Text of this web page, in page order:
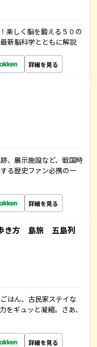
楽しく脳を鍛える５０の
新脳科学とともに解説
詳細を見る
、展示施設など、戦国時
る歴史ファン必携の一
詳細を見る
き方 島旅 五島列
はん、古民家ステイな
をギュッと凝縮。さあ、
詳細を見る